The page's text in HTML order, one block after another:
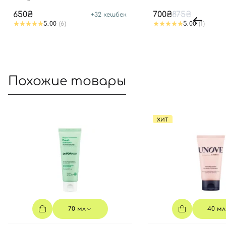
650₴ +32 кешбек
5.00 (6)
700₴875₴
5.00 (1)
Похожие товары
70 мл
ХИТ
40 мл